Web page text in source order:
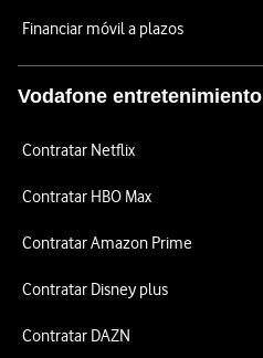
Financiar móvil a plazos
Vodafone entretenimiento
Contratar Netflix
Contratar HBO Max
Contratar Amazon Prime
Contratar Disney plus
Contratar DAZN